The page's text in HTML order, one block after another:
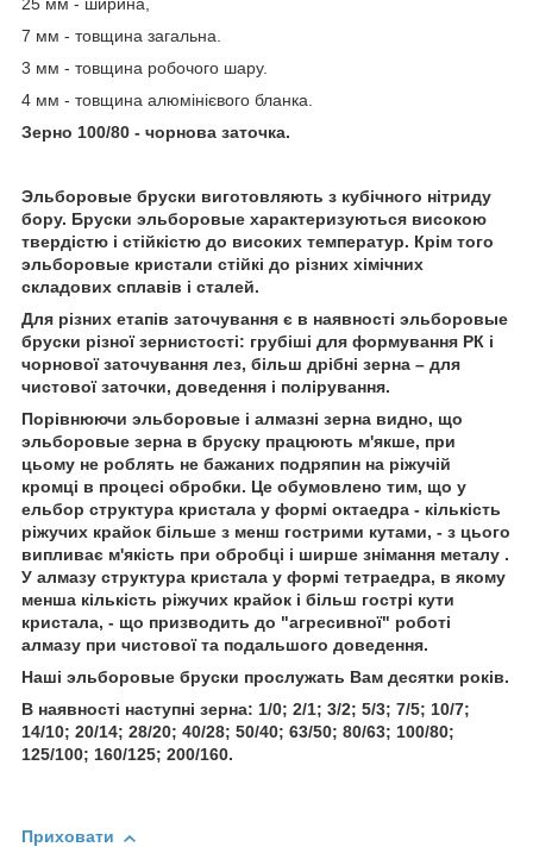
25 мм - ширина,
7 мм - товщина загальна.
3 мм - товщина робочого шару.
4 мм - товщина алюмінієвого бланка.
Зерно 100/80 - чорнова заточка.
Эльборовые бруски виготовляють з кубічного нітриду
бору. Бруски эльборовые характеризуються високою
твердістю і стійкістю до високих температур. Крім того
эльборовые кристали стійкі до різних хімічних
складових сплавів і сталей.
Для різних етапів заточування є в наявності эльборовые
бруски різної зернистості: грубіші для формування РК і
чорнової заточування лез, більш дрібні зерна – для
чистової заточки, доведення і полірування.
Порівнюючи эльборовые і алмазні зерна видно, що
эльборовые зерна в бруску працюють м'якше, при
цьому не роблять не бажаних подряпин на ріжучій
кромці в процесі обробки. Це обумовлено тим, що у
ельбор структура кристала у формі октаедра - кількість
ріжучих крайок більше з менш гострими кутами, - з цього
випливає м'якість при обробці і ширше знімання металу .
У алмазу структура кристала у формі тетраедра, в якому
менша кількість ріжучих крайок і більш гострі кути
кристала, - що призводить до "агресивної" роботі
алмазу при чистової та подальшого доведення.
Наші эльборовые бруски прослужать Вам десятки років.
В наявності наступні зерна: 1/0; 2/1; 3/2; 5/3; 7/5; 10/7;
14/10; 20/14; 28/20; 40/28; 50/40; 63/50; 80/63; 100/80;
125/100; 160/125; 200/160.
Приховати